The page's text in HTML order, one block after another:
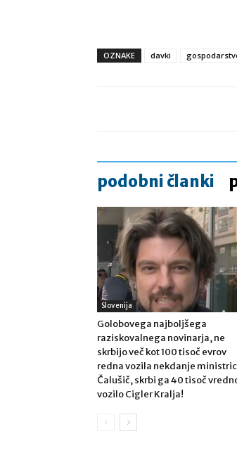
OZNAKE davki
podobni članki
Slovenija
Golobovega najboljšega
raziskovalnega novinarja, ne
skrbijo več kot 100 tisoč evrov
redna vozila nekdanje
Čalušič, skrbi ga 40 tisoč
vozilo Cigler Kralja!